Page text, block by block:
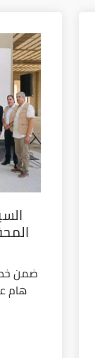
ضمن
هام